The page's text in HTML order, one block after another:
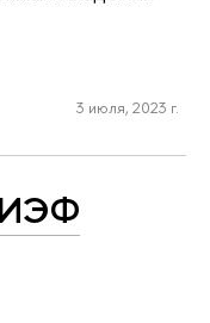
3 июля, 2023 г.